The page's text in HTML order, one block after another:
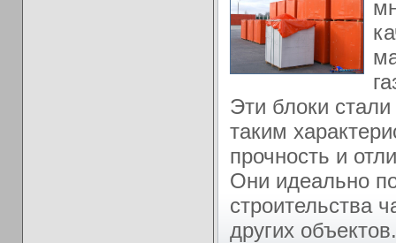
Эти блоки
таким
прочность и
Они идеально
строительства
других объектов.